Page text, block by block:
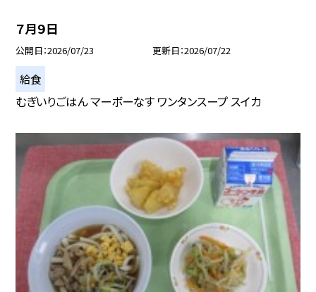
７月９日
公開日 2026/07/23 更新日 2026/07/22
給食
むぎいりごはん マーボーなす ワンタンスープ スイカ